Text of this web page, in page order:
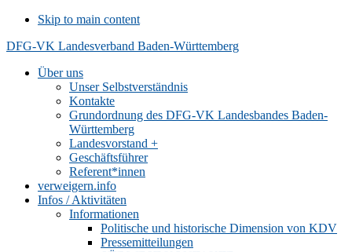
Skip to main content
DFG-VK Landesverband Baden-Württemberg
Über uns
Unser Selbstverständnis
Kontakte
Grundordnung des DFG-VK Landesbandes Baden-
Württemberg
Landesvorstand +
Geschäftsführer
Referent*innen
verweigern.info
Infos / Aktivitäten
Informationen
Politische und historische Dimension von KDV
Pressemitteilungen